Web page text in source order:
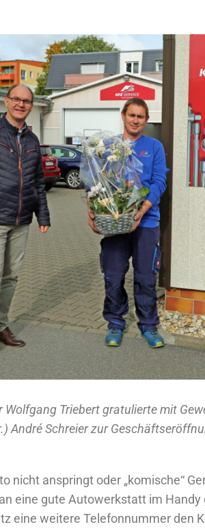
Wolfgang Triebert gratulierte mit
André Schreier zur
nicht anspringt oder „komische“
eine gute Autowerkstatt im
eine weitere Telefonnummer den